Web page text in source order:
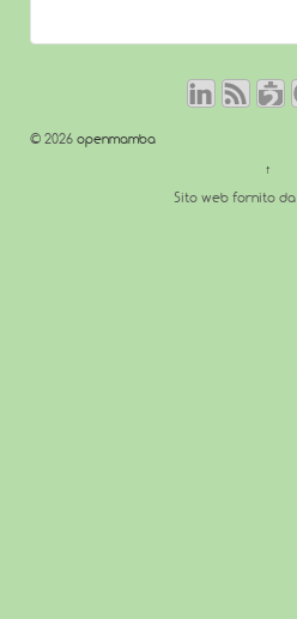
© 2026 openmamba
↑
Sito web fornito da